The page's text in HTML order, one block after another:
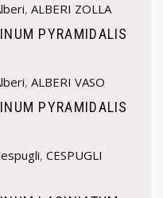
,ALBERI ZOLLA
PYRAMIDALIS
,ALBERI VASO
PYRAMIDALIS
,CESPUGLI